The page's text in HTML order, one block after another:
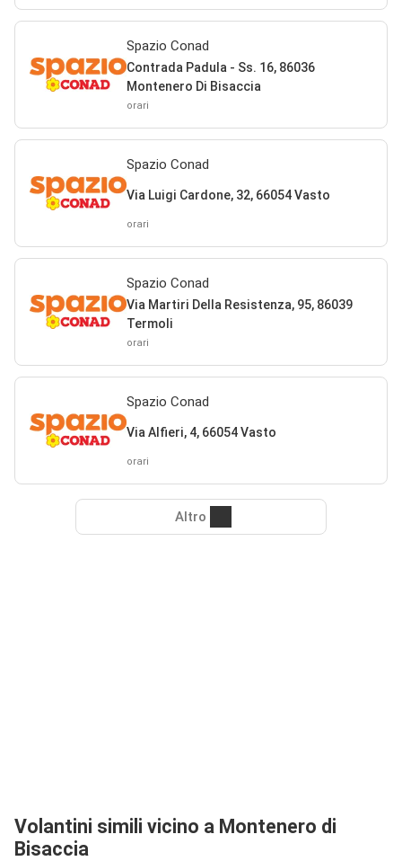
Spazio Conad
Contrada Padula - Ss. 16, 86036
Montenero Di Bisaccia
orari
Spazio Conad
Via Luigi Cardone, 32, 66054 Vasto
orari
Spazio Conad
Via Martiri Della Resistenza, 95, 86039
Termoli
orari
Spazio Conad
Via Alfieri, 4, 66054 Vasto
orari
Altro
Volantini simili vicino a Montenero di
Bisaccia